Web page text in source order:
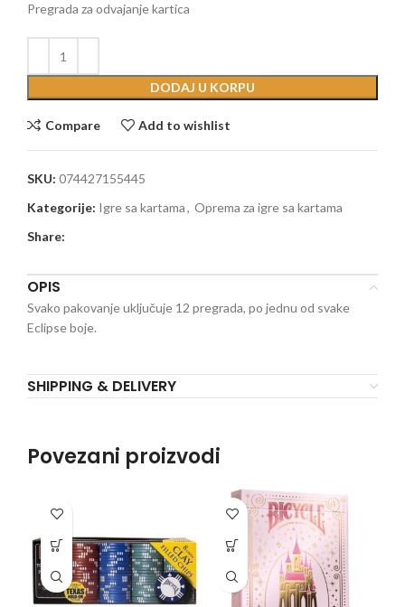
Pregrada za odvajanje kartica
DODAJ U KORPU
Compare Add to wishlist
SKU: 074427155445
Kategorije: Igre sa kartama, Oprema za igre sa kartama
Share:
OPIS
Svako pakovanje uključuje 12 pregrada, po jednu od svake
Eclipse boje.
SHIPPING & DELIVERY
Povezani proizvodi